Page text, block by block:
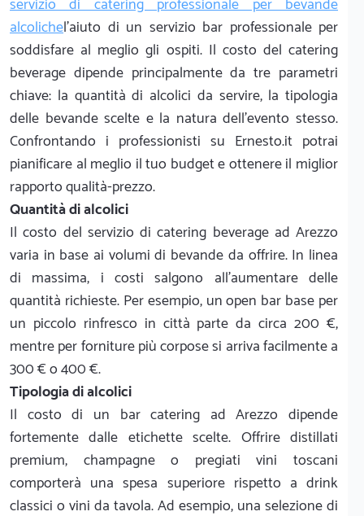
alcolichel'aiuto di un servizio bar professionale per
soddisfare al meglio gli ospiti. Il costo del catering
beverage dipende principalmente da tre parametri
chiave: la quantità di alcolici da servire, la tipologia
delle bevande scelte e la natura dell'evento stesso.
Confrontando i professionisti su Ernesto.it potrai
pianificare al meglio il tuo budget e ottenere il miglior
rapporto qualità-prezzo.
Quantità di alcolici
Il costo del servizio di catering beverage ad Arezzo
varia in base ai volumi di bevande da offrire. In linea
di massima, i costi salgono all'aumentare delle
quantità richieste. Per esempio, un open bar base per
un piccolo rinfresco in città parte da circa 200 €,
mentre per forniture più corpose si arriva facilmente a
300 € o 400 €.
Tipologia di alcolici
Il costo di un bar catering ad Arezzo dipende
fortemente dalle etichette scelte. Offrire distillati
premium, champagne o pregiati vini toscani
comporterà una spesa superiore rispetto a drink
classici o vini da tavola. Ad esempio, una selezione di